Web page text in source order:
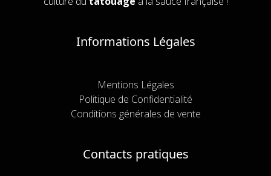
Informations Légales
Mentions Légales
Politique de Confidentialité
Conditions générales de vente
Contacts pratiques